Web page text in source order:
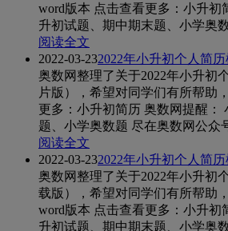
word版本 点击查看更多：小升初
升初试题、期中期末题、小学奥
阅读全文
2022-03-232022年小升初个人简
奥数网整理了关于2022年小升初
片版），希望对同学们有所帮助
更多：小升初简历 奥数网提醒：
题、小学奥数题 尽在奥数网公众
阅读全文
2022-03-232022年小升初个人简
奥数网整理了关于2022年小升初
载版），希望对同学们有所帮助
word版本 点击查看更多：小升初
升初试题、期中期末题、小学奥